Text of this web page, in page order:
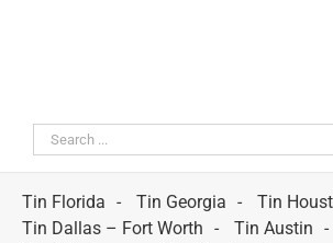
Search
for:
Tin Florida
Tin Georgia
Tin
Tin Dallas – Fort Worth
Tin Austin